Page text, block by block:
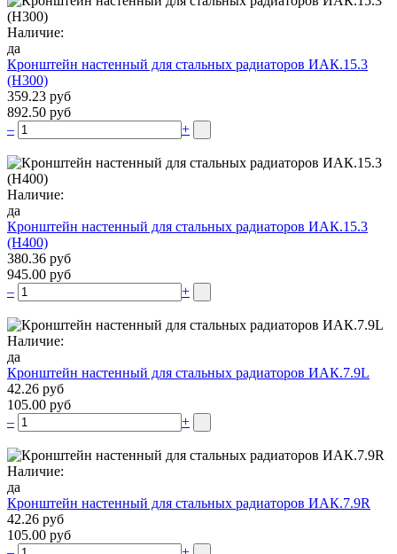
Наличие:
да
Кронштейн настенный для стальных радиаторов ИАК.15.3
(H300)
359.23 руб
892.50 руб
–
+
Наличие:
да
Кронштейн настенный для стальных радиаторов ИАК.15.3
(H400)
380.36 руб
945.00 руб
–
+
Наличие:
да
Кронштейн настенный для стальных радиаторов ИАК.7.9L
42.26 руб
105.00 руб
–
+
Наличие:
да
Кронштейн настенный для стальных радиаторов ИАК.7.9R
42.26 руб
105.00 руб